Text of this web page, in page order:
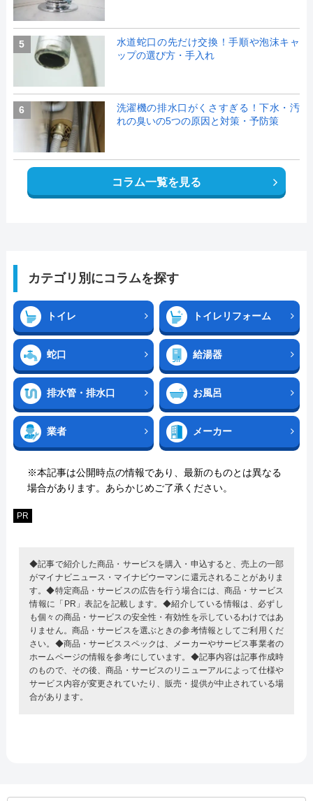
5
水道蛇口の先だけ交換！手順や泡沫キャ
ップの選び方・手入れ
6
洗濯機の排水口がくさすぎる！下水・汚
れの臭いの5つの原因と対策・予防策
コラム一覧を見る
カテゴリ別にコラムを探す
トイレ トイレリフォーム
蛇口 給湯器
排水管・排水口 お風呂
業者 メーカー
※本記事は公開時点の情報であり、最新のものとは異なる
場合があります。あらかじめご了承ください。
PR
◆記事で紹介した商品・サービスを購入・申込すると、売上の一部
がマイナビニュース・マイナビウーマンに還元されることがありま
す。◆特定商品・サービスの広告を行う場合には、商品・サービス
情報に「PR」表記を記載します。◆紹介している情報は、必ずし
も個々の商品・サービスの安全性・有効性を示しているわけではあ
りません。商品・サービスを選ぶときの参考情報としてご利用くだ
さい。◆商品・サービススペックは、メーカーやサービス事業者の
ホームページの情報を参考にしています。◆記事内容は記事作成時
のもので、その後、商品・サービスのリニューアルによって仕様や
サービス内容が変更されていたり、販売・提供が中止されている場
合があります。